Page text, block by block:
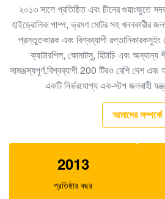
9122781
হিটাচি খননকারী EX200 HPV116 রেগুলেটর
19070528
K3V63DT হাইড্রোলিক পাম্প নিয়ন্ত্রক,
খননকারী R360 K3V180DT জলবাহী পাম্প
E320C এক্সকাভেটরের জন্য SBS120
২০১৩ সালে প্রতিষ্ঠিত এবং চীনের গুয়াংজুতে
হাইড্রোলিক পাম্প, ভ্রমণ মোটর সহ খননকারীর
প্রস্তুতকারক এবং বিশ্বব্যাপী
ক্যাটারপিল, কোমাটসু, হিটাচি এবং অন্যান্য
সামঞ্জস্যপূর্ণ,বিশ্বব্যাপী 200 টিরও বেশি দেশ এবং
একটি নির্ভরযোগ্য এক-স্টপ জলবাহী
আমাদের সম্পর্কে
2013
প্রতিষ্ঠার বছর